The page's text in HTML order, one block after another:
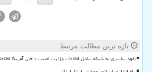
تازه ترین مطالب مرتبط
نفوذ سایبری به شبکه تبادل اطلاعات وزارت امنیت داخلی آمریکا